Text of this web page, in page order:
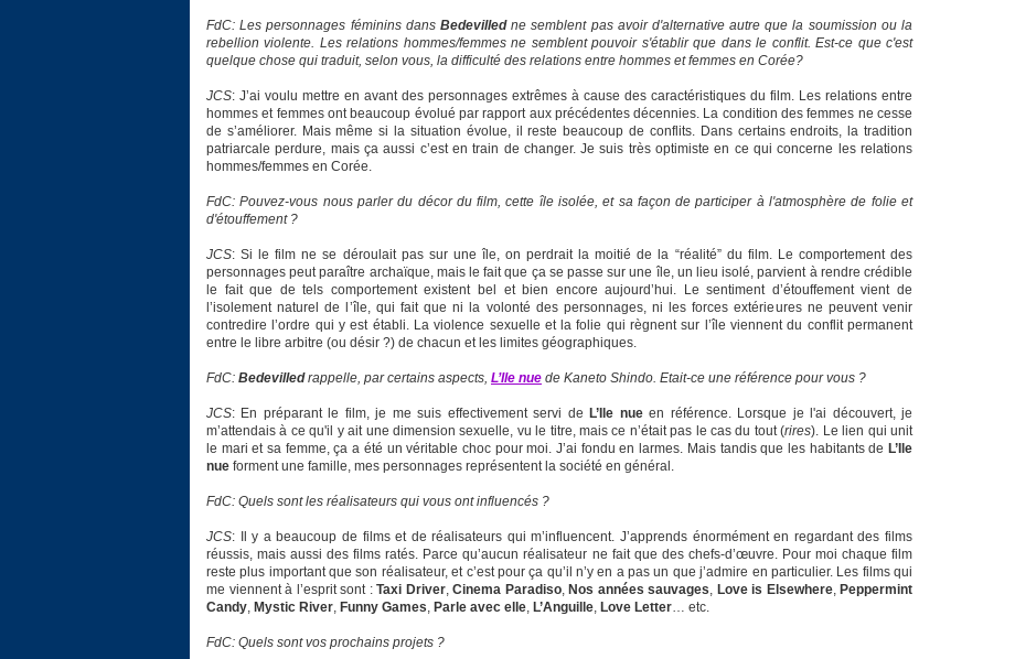
FdC: Les personnages féminins dans Bedevilledne semblent pas avoir d'alternative autre que la soumission ou la
rebellion violente. Les relations hommes/femmes ne semblent pouvoir s'établir que dans le conflit. Est-ce que c'est
quelque chose qui traduit, selon vous, la difficulté des relations entre hommes et femmes en Corée?
JCS: J’ai voulu mettre en avant des personnages extrêmes à cause des caractéristiques du film. Les relations entre
hommes et femmes ont beaucoup évolué par rapport aux précédentes décennies. La condition des femmes ne cesse
de s’améliorer. Mais même si la situation évolue, il reste beaucoup de conflits. Dans certains endroits, la tradition
patriarcale perdure, mais ça aussi c’est en train de changer. Je suis très optimiste en ce qui concerne les relations
hommes/femmes en Corée.
FdC: Pouvez-vous nous parler du décor du film, cette île isolée, et sa façon de participer à l'atmosphère de folie et
d'étouffement ?
JCS: Si le film ne se déroulait pas sur une île, on perdrait la moitié de la “réalité” du film. Le comportement des
personnages peut paraître archaïque, mais le fait que ça se passe sur une île, un lieu isolé, parvient à rendre crédible
le fait que de tels comportement existent bel et bien encore aujourd’hui. Le sentiment d’étouffement vient de
l’isolement naturel de l’île, qui fait que ni la volonté des personnages, ni les forces extérieures ne peuvent venir
contredire l’ordre qui y est établi. La violence sexuelle et la folie qui règnent sur l’île viennent du conflit permanent
entre le libre arbitre (ou désir ?) de chacun et les limites géographiques.
FdC: Bedevilledrappelle, par certains aspects, L’Ile nue de Kaneto Shindo. Etait-ce une référence pour vous ?
JCS: En préparant le film, je me suis effectivement servi de L’Ile nueen référence. Lorsque je l'ai découvert, je
m’attendais à ce qu'il y ait une dimension sexuelle, vu le titre, mais ce n’était pas le cas du tout (rires). Le lien qui unit
le mari et sa femme, ça a été un véritable choc pour moi. J’ai fondu en larmes. Mais tandis que les habitants de L’Ile
nue forment une famille, mes personnages représentent la société en général.
FdC: Quels sont les réalisateurs qui vous ont influencés ?
JCS: Il y a beaucoup de films et de réalisateurs qui m’influencent. J’apprends énormément en regardant des films
réussis, mais aussi des films ratés. Parce qu’aucun réalisateur ne fait que des chefs-d’œuvre. Pour moi chaque film
reste plus important que son réalisateur, et c’est pour ça qu’il n’y en a pas un que j’admire en particulier. Les films qui
me viennent à l’esprit sont : Taxi Driver, Cinema Paradiso, Nos années sauvages, Love is Elsewhere, Peppermint
Candy, Mystic River, Funny Games, Parle avec elle, L’Anguille, Love Letter… etc.
FdC: Quels sont vos prochains projets ?